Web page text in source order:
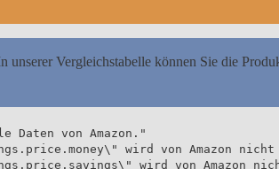
unserer Vergleichstabelle können Sie die
Daten von Amazon."
wird von Amazon nicht
wird von Amazon